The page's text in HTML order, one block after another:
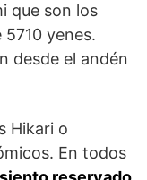
que son los
yenes.
desde el andén
Hikari o
En todos